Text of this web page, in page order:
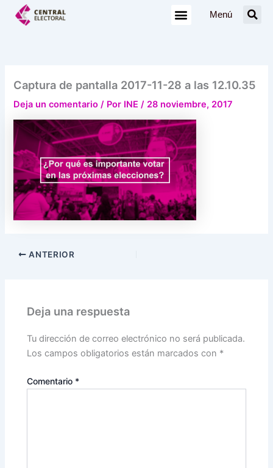
Menú
Captura de pantalla 2017-11-28 a las 12.10.35
Deja un comentario / Por INE/ 28 noviembre, 2017
ANTERIOR
Deja una respuesta
Tu dirección de correo electrónico no será publicada.
Los campos obligatorios están marcados con *
Comentario *